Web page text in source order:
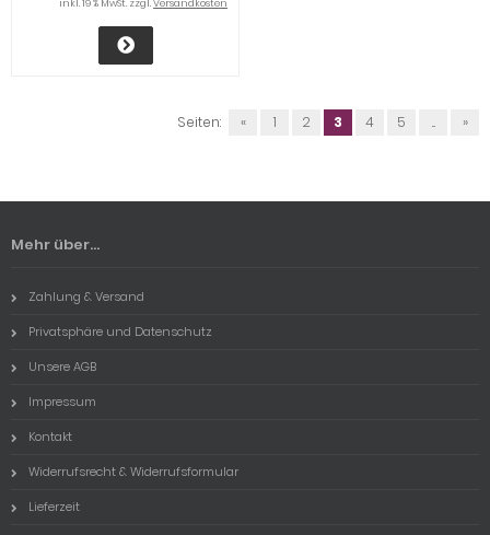
inkl. 19 % MwSt. zzgl.Versandkosten
Seiten: « 1 2 3 4 5 ... »
Mehr über...
Zahlung & Versand
Privatsphäre und Datenschutz
Unsere AGB
Impressum
Kontakt
Widerrufsrecht & Widerrufsformular
Lieferzeit